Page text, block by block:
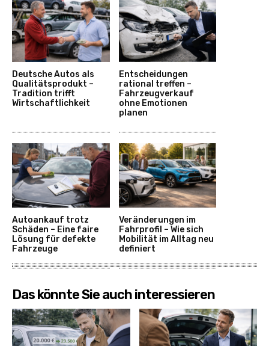
Deutsche Autos als
Qualitätsprodukt –
Tradition trifft
Wirtschaftlichkeit
Entscheidungen
rational treffen –
Fahrzeugverkauf
ohne Emotionen
planen
Autoankauf trotz
Schäden – Eine faire
Lösung für defekte
Fahrzeuge
Veränderungen im
Fahrprofil – Wie sich
Mobilität im Alltag neu
definiert
Das könnte Sie auch interessieren